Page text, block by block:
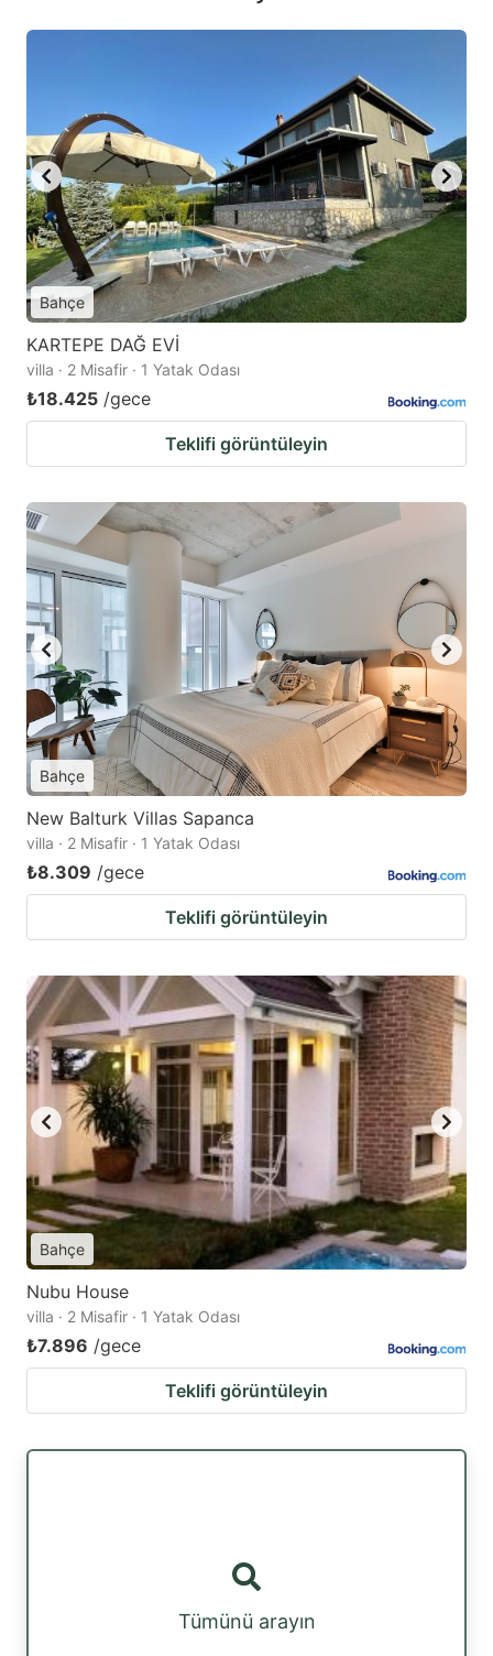
Bahçe
KARTEPE DAĞ EVİ
villa · 2 Misafir · 1 Yatak Odası
₺18.425 /gece
Teklifi görüntüleyin
Bahçe
New Balturk Villas Sapanca
villa · 2 Misafir · 1 Yatak Odası
₺8.309 /gece
Teklifi görüntüleyin
Bahçe
Nubu House
villa · 2 Misafir · 1 Yatak Odası
₺7.896 /gece
Teklifi görüntüleyin
Tümünü arayın